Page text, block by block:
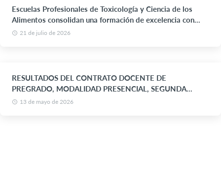
Escuelas Profesionales de Toxicología y Ciencia de los
Alimentos consolidan una formación de excelencia con
visión de futuro
21 de julio de 2026
RESULTADOS DEL CONTRATO DOCENTE DE
PREGRADO, MODALIDAD PRESENCIAL, SEGUNDA
13 de mayo de 2026